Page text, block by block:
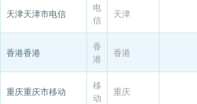
天津天津市电信
电
信
天津
香港香港
香
港
香港
重庆重庆市移动
移
动
重庆